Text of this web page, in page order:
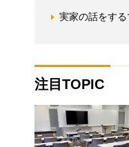
実家の話をす
注目TOPIC